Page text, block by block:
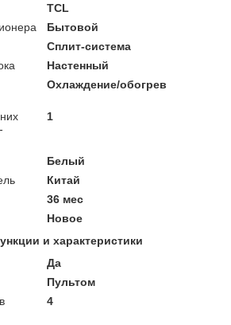
TCL
Бытовой
Сплит-система
Настенный
Охлаждение/обогрев
1
Белый
Китай
36 мес
Новое
и характеристики
Да
Пультом
4